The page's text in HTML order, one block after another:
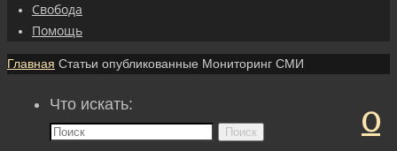
Свобода
Помощь
Главная Статьи опубликованные Мониторинг СМИ
О
Что искать:
Поиск